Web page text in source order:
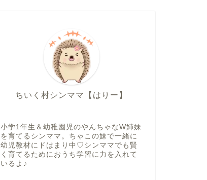
ちいく村シンママ【はりー】
小学1年生＆幼稚園児のやんちゃなW姉妹
を育てるシンママ。ちゃこの妹で一緒に
幼児教材にドはまり中♡シンママでも賢
く育てるためにおうち学習に力を入れて
いるよ♪